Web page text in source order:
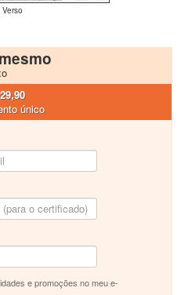
Verso
único
e promoções no meu e-